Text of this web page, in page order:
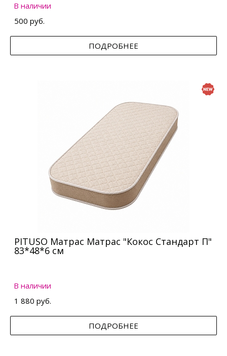
В наличии
500 руб.
ПОДРОБНЕЕ
PITUSO Матрас Матрас "Кокос Стандарт П"
83*48*6 см
В наличии
1 880 руб.
ПОДРОБНЕЕ